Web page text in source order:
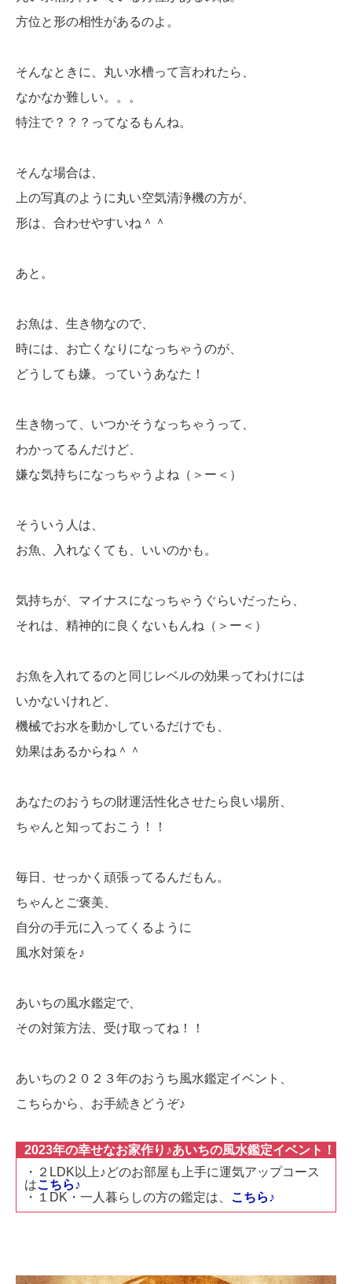
方位と形の相性があるのよ。
そんなときに、丸い水槽って言われたら、
なかなか難しい。。。
特注で？？？ってなるもんね。
そんな場合は、
上の写真のように丸い空気清浄機の方が、
形は、合わせやすいね＾＾
あと。
お魚は、生き物なので、
時には、お亡くなりになっちゃうのが、
どうしても嫌。っていうあなた！
生き物って、いつかそうなっちゃうって、
わかってるんだけど、
嫌な気持ちになっちゃうよね（＞ー＜）
そういう人は、
お魚、入れなくても、いいのかも。
気持ちが、マイナスになっちゃうぐらいだったら、
それは、精神的に良くないもんね（＞ー＜）
お魚を入れてるのと同じレベルの効果ってわけには
いかないけれど、
機械でお水を動かしているだけでも、
効果はあるからね＾＾
あなたのおうちの財運活性化させたら良い場所、
ちゃんと知っておこう！！
毎日、せっかく頑張ってるんだもん。
ちゃんとご褒美、
自分の手元に入ってくるように
風水対策を♪
あいちの風水鑑定で、
その対策方法、受け取ってね！！
あいちの２０２３年のおうち風水鑑定イベント、
こちらから、お手続きどうぞ♪
2023年の幸せなお家作り♪あいちの風水鑑定イベント！
・２LDK以上♪どのお部屋も上手に運気アップコース
はこちら♪
・１DK・一人暮らしの方の鑑定は、 こちら♪